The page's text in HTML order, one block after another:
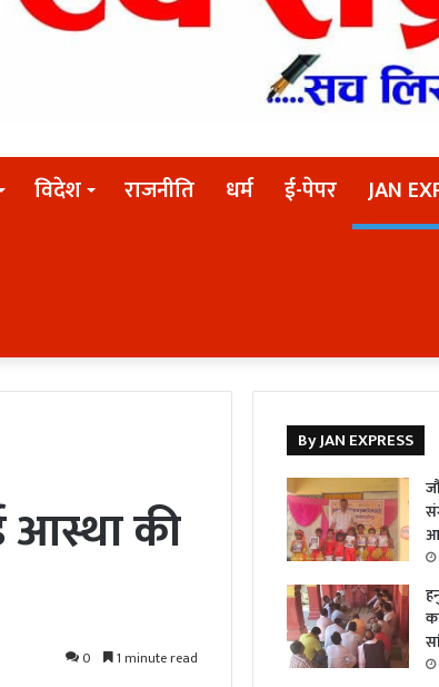
विदेश राजनीति धर्म ई-पेपर
JAN
आस्था की
0 1 minute read
By JAN EXPRESS